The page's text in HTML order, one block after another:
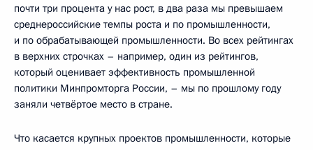
почти три процента у нас рост, в два раза мы превышаем
среднероссийские темпы роста и по промышленности,
и по обрабатывающей промышленности. Во всех рейтингах
в верхних строчках – например, один из рейтингов,
который оценивает эффективность промышленной
политики Минпромторга России, – мы по прошлому году
заняли четвёртое место в стране.
Что касается крупных проектов промышленности, которые